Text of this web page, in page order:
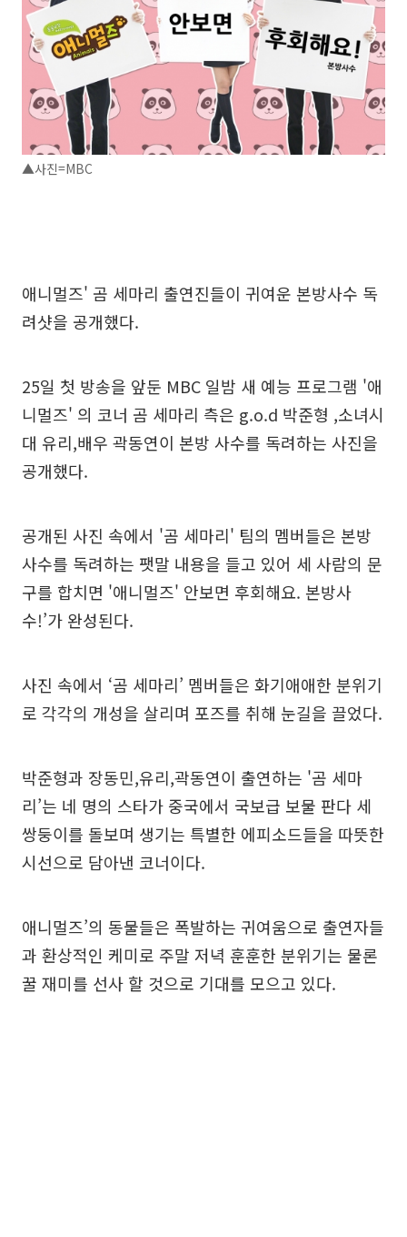
▲사진=MBC
애니멀즈' 곰 세마리 출연진들이 귀여운 본방사수 독
려샷을 공개했다.
25일 첫 방송을 앞둔 MBC 일밤 새 예능 프로그램 '애
니멀즈' 의 코너 곰 세마리 측은 g.o.d 박준형 ,소녀시
대 유리,배우 곽동연이 본방 사수를 독려하는 사진을
공개했다.
공개된 사진 속에서 '곰 세마리' 팀의 멤버들은 본방
사수를 독려하는 팻말 내용을 들고 있어 세 사람의 문
구를 합치면 '애니멀즈' 안보면 후회해요. 본방사
수!’가 완성된다.
사진 속에서 ‘곰 세마리’ 멤버들은 화기애애한 분위기
로 각각의 개성을 살리며 포즈를 취해 눈길을 끌었다.
박준형과 장동민,유리,곽동연이 출연하는 '곰 세마
리’는 네 명의 스타가 중국에서 국보급 보물 판다 세
쌍둥이를 돌보며 생기는 특별한 에피소드들을 따뜻한
시선으로 담아낸 코너이다.
애니멀즈’의 동물들은 폭발하는 귀여움으로 출연자들
과 환상적인 케미로 주말 저녁 훈훈한 분위기는 물론
꿀 재미를 선사 할 것으로 기대를 모으고 있다.